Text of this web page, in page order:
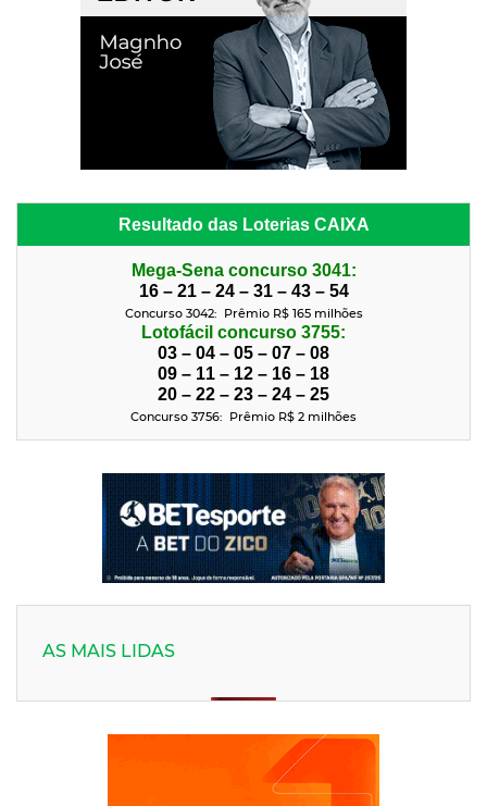
Resultado das Loterias CAIXA
Mega-Sena concurso 3041:
16 – 21 – 24 – 31 – 43 – 54
Concurso 3042: Prêmio R$ 165 milhões
Lotofácil concurso 3755:
03 – 04 – 05 – 07 – 08
09 – 11 – 12 – 16 – 18
20 – 22 – 23 – 24 – 25
Concurso 3756: Prêmio R$ 2 milhões
AS MAIS LIDAS